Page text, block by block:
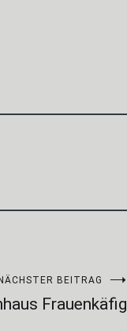
BEITRAG
Frauenkäfig